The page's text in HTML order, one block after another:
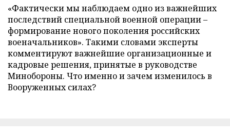
«Фактически мы наблюдаем одно из важнейших
последствий специальной военной операции –
формирование нового поколения российских
военачальников». Такими словами эксперты
комментируют важнейшие организационные и
кадровые решения, принятые в руководстве
Минобороны. Что именно и зачем изменилось в
Вооруженных силах?